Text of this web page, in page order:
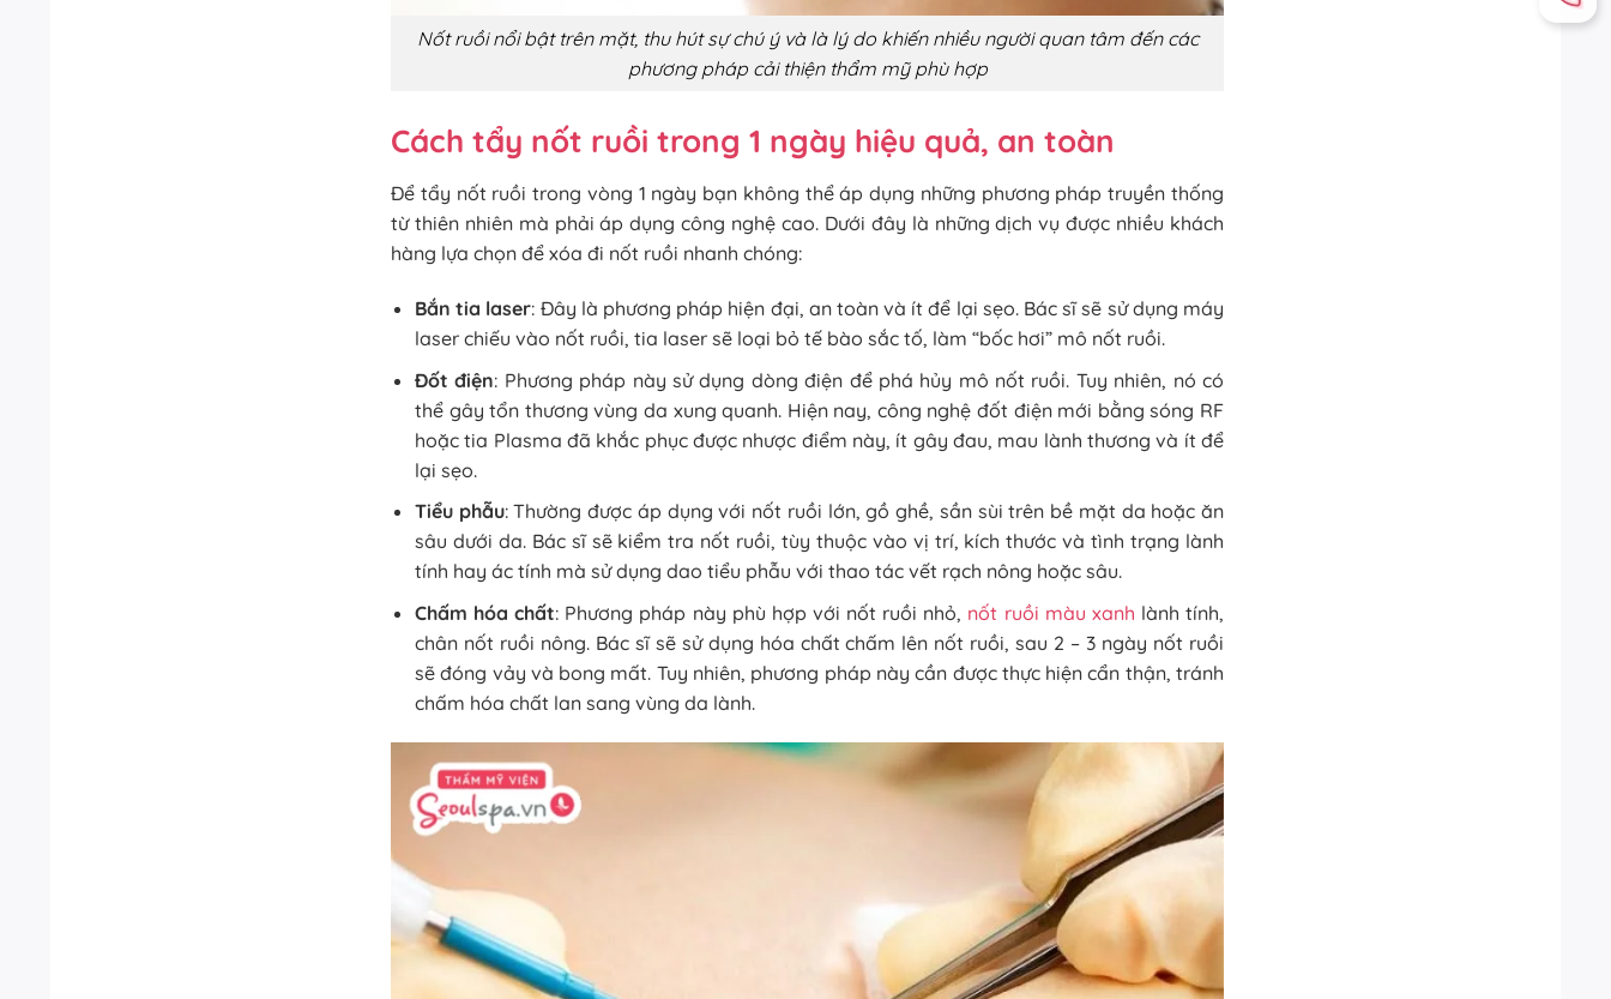
Nốt ruồi nổi bật trên mặt, thu hút sự chú ý và là lý do khiến nhiều người quan tâm đến các
phương pháp cải thiện thẩm mỹ phù hợp
Cách tẩy nốt ruồi trong 1 ngày hiệu quả, an toàn
Để tẩy nốt ruồi trong vòng 1 ngày bạn không thể áp dụng những phương pháp truyền thống
từ thiên nhiên mà phải áp dụng công nghệ cao. Dưới đây là những dịch vụ được nhiều khách
hàng lựa chọn để xóa đi nốt ruồi nhanh chóng:
Bắn tia laser: Đây là phương pháp hiện đại, an toàn và ít để lại sẹo. Bác sĩ sẽ sử dụng máy
laser chiếu vào nốt ruồi, tia laser sẽ loại bỏ tế bào sắc tố, làm “bốc hơi” mô nốt ruồi.
Đốt điện: Phương pháp này sử dụng dòng điện để phá hủy mô nốt ruồi. Tuy nhiên, nó có
thể gây tổn thương vùng da xung quanh. Hiện nay, công nghệ đốt điện mới bằng sóng RF
hoặc tia Plasma đã khắc phục được nhược điểm này, ít gây đau, mau lành thương và ít để
lại sẹo.
Tiểu phẫu: Thường được áp dụng với nốt ruồi lớn, gồ ghề, sần sùi trên bề mặt da hoặc ăn
sâu dưới da. Bác sĩ sẽ kiểm tra nốt ruồi, tùy thuộc vào vị trí, kích thước và tình trạng lành
tính hay ác tính mà sử dụng dao tiểu phẫu với thao tác vết rạch nông hoặc sâu.
Chấm hóa chất: Phương pháp này phù hợp với nốt ruồi nhỏ, nốt ruồi màu xanh lành tính,
chân nốt ruồi nông. Bác sĩ sẽ sử dụng hóa chất chấm lên nốt ruồi, sau 2 – 3 ngày nốt ruồi
sẽ đóng vảy và bong mất. Tuy nhiên, phương pháp này cần được thực hiện cẩn thận, tránh
chấm hóa chất lan sang vùng da lành.